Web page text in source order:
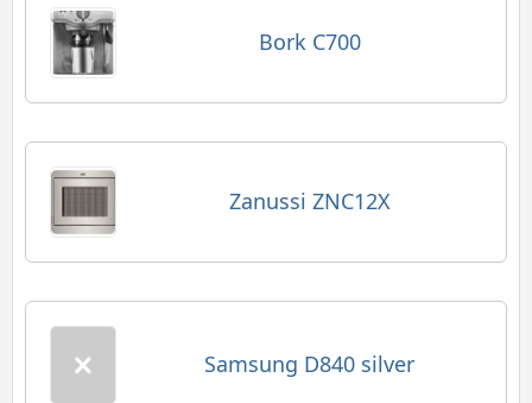
Bork C700
Zanussi ZNC12X
Samsung D840 silver